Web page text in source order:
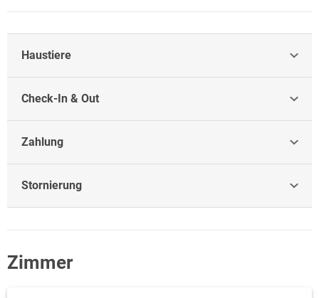
Haustiere
Check-In & Out
Zahlung
Stornierung
Zimmer